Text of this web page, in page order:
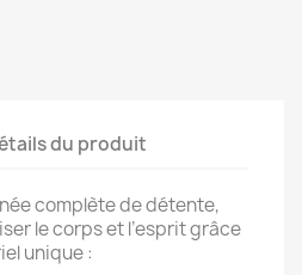
du produit
complète de détente,
le corps et l’esprit grâce
unique :